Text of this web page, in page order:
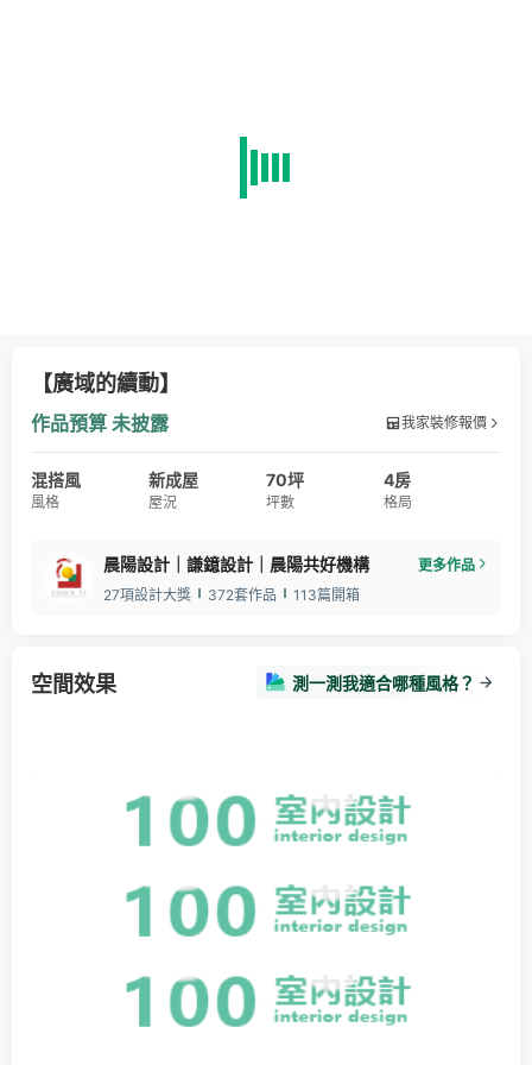
【廣域的續動】
作品預算 未披露 我家裝修報價
混搭風
風格
新成屋
屋況
70坪
坪數
4房
格局
晨陽設計｜謙鐿設計｜晨陽共好機構
更多作品
27項設計大獎
372套作品 113篇開箱
空間效果 測一測我適合哪種風格？